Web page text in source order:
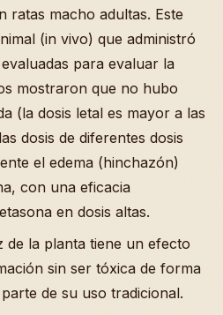
ratas macho adultas. Este
(in vivo) que administró
para evaluar la
mostraron que no hubo
(la dosis letal es mayor a las
dosis de diferentes dosis
el edema (hinchazón)
con una eficacia
en dosis altas.
de la planta tiene un efecto
sin ser tóxica de forma
de su uso tradicional.